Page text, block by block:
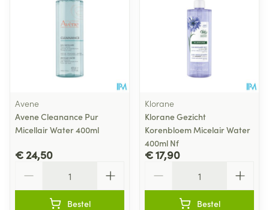
Avene
Avene Cleanance Pur
Micellair Water 400ml
€ 24,50
Bestel
Klorane
Klorane Gezicht
Korenbloem Micelair Water
400ml Nf
€ 17,90
Bestel